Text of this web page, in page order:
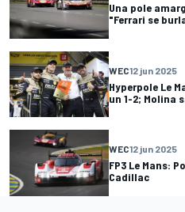
Una pole
"Ferrari se
WEC12 jun 2025
Hyperpole Le
un 1-2; Molina
WEC12 jun 2025
FP3 Le Mans:
Cadillac